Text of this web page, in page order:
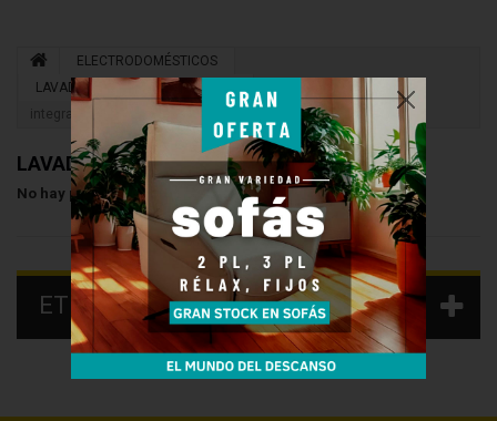
ELECTRODOMÉSTICOS
LAVADORAS Y LAVASECADORAS
Lavadora Carga frontal
integrable
LAVADORA CARGA FRONTAL INTEGRABLE
No hay productos en esta categoría
ETIQUETAS